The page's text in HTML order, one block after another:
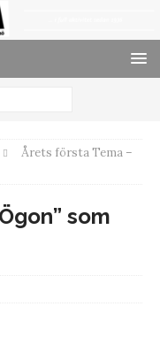
Årets första Tema –
som